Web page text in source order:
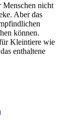
nicht
Aber das
können.
Kleintiere wie
enthaltene